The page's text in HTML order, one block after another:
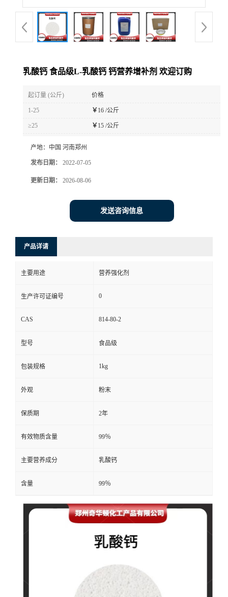
乳酸钙 食品级L-乳酸钙 钙营养增补剂 欢迎订购
起订量 (公斤) 价格
1-25 ￥ 16 /公斤
≥25 ￥ 15 /公斤
产地： 中国 河南郑州
发布日期： 2022-07-05
更新日期： 2026-08-06
发送咨询信息
产品详请
主要用途 营养强化剂
生产许可证编号 0
CAS 814-80-2
型号 食品级
包装规格 1kg
外观 粉末
保质期 2年
有效物质含量 99％
主要营养成分 乳酸钙
含量 99％